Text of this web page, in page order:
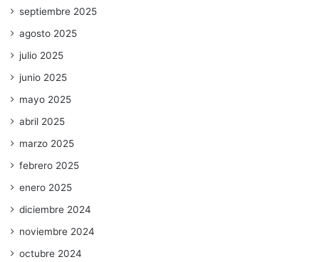
septiembre 2025
agosto 2025
julio 2025
junio 2025
mayo 2025
abril 2025
marzo 2025
febrero 2025
enero 2025
diciembre 2024
noviembre 2024
octubre 2024